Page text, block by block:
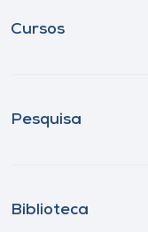
Cursos
Pesquisa
Biblioteca